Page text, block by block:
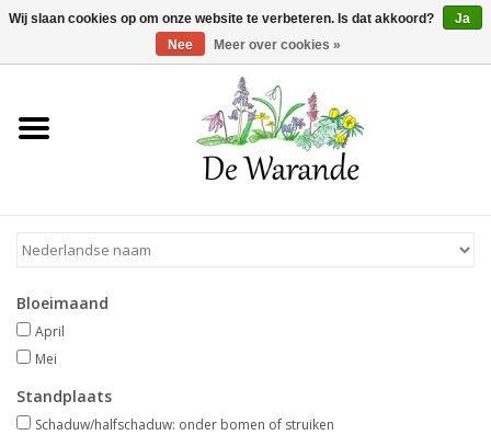
Winkelwagen >0 Artikelen - €0,00
Home
Voorjaarsbloeiers
Zomerbloeiers
Herfstbloeiers
Bloeimaand
April
Mei
Standplaats
Schaduw/halfschaduw: onder bomen of struiken
Wij slaan cookies op om onze website te verbeteren. Is dat akkoord?
Ja
Nee
Meer over cookies »